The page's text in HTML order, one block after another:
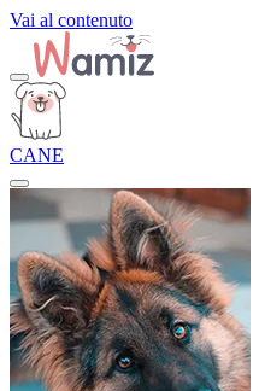
Vai al contenuto
CANE